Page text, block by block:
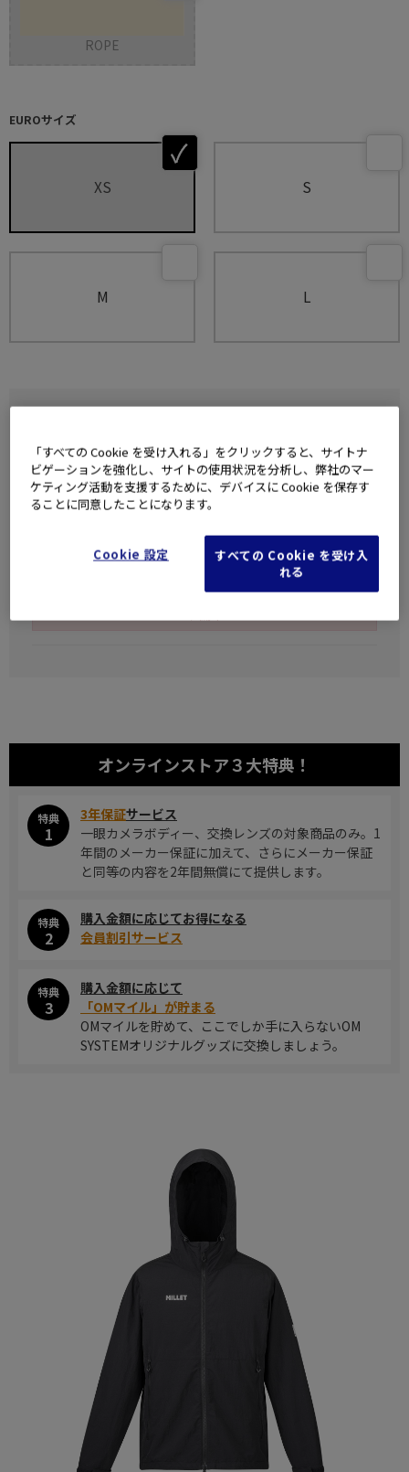
ROPE
EUROサイズ
XS S
M L
オンラインストア３大特典！
特典
1
3年保証サービス
一眼カメラボディー、交換レンズの対象商品のみ。1
年間のメーカー保証に加えて、さらにメーカー保証
と同等の内容を2年間無償にて提供します。
特典
2
購入金額に応じてお得になる
会員割引サービス
特典
3
購入金額に応じて
「OMマイル」が貯まる
OMマイルを貯めて、ここでしか手に入らないOM
SYSTEMオリジナルグッズに交換しましょう。
「すべての Cookie を受け入れる」をクリックすると、サイトナ
ビゲーションを強化し、サイトの使用状況を分析し、弊社のマー
ケティング活動を支援するために、デバイスに Cookie を保存す
ることに同意したことになります。
Cookie 設定
すべての Cookie を受け入
れる